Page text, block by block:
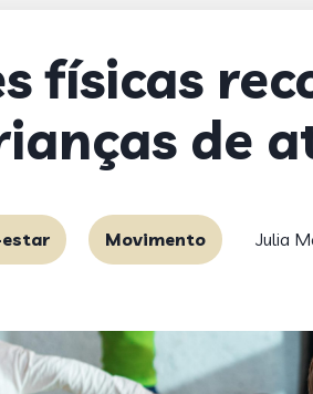
físicas
de
estar Movimento Julia